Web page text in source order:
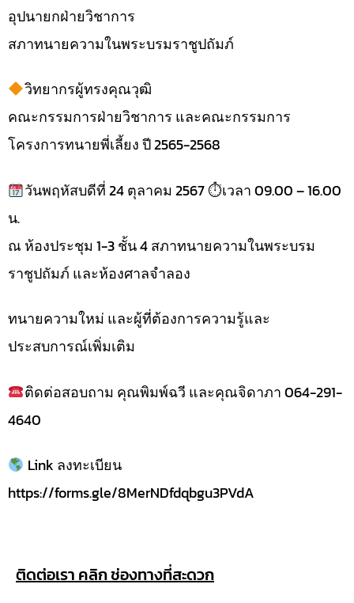
อุปนายกฝ่ายวิชาการ
สภาทนายความในพระบรมราชูปถัมภ์
วิทยากรผู้ทรงคุณวุฒิ
คณะกรรมการฝ่ายวิชาการ และคณะกรรมการ
โครงการทนายพี่เลี้ยง ปี 2565-2568
วันพฤหัสบดีที่ 24 ตุลาคม 2567 ⏱เวลา 09.00 – 16.00
น.
ณ ห้องประชุม 1-3 ชั้น 4 สภาทนายความในพระบรม
ราชูปถัมภ์ และห้องศาลจำลอง
ทนายความใหม่ และผู้ที่ต้องการความรู้และ
ประสบการณ์เพิ่มเติม
ติดต่อสอบถาม คุณพิมพ์ฉวี และคุณจิดาภา 064-291-
4640
Link ลงทะเบียน
https://forms.gle/8MerNDfdqbgu3PVdA
ติดต่อเรา คลิก ช่องทางที่สะดวก